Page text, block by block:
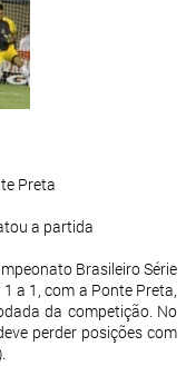
Preta
a partida
Brasileiro Série
a 1, com a Ponte Preta,
da competição. No
perder posições com